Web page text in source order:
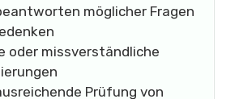
möglicher Fragen
oder missverständliche
Prüfung von